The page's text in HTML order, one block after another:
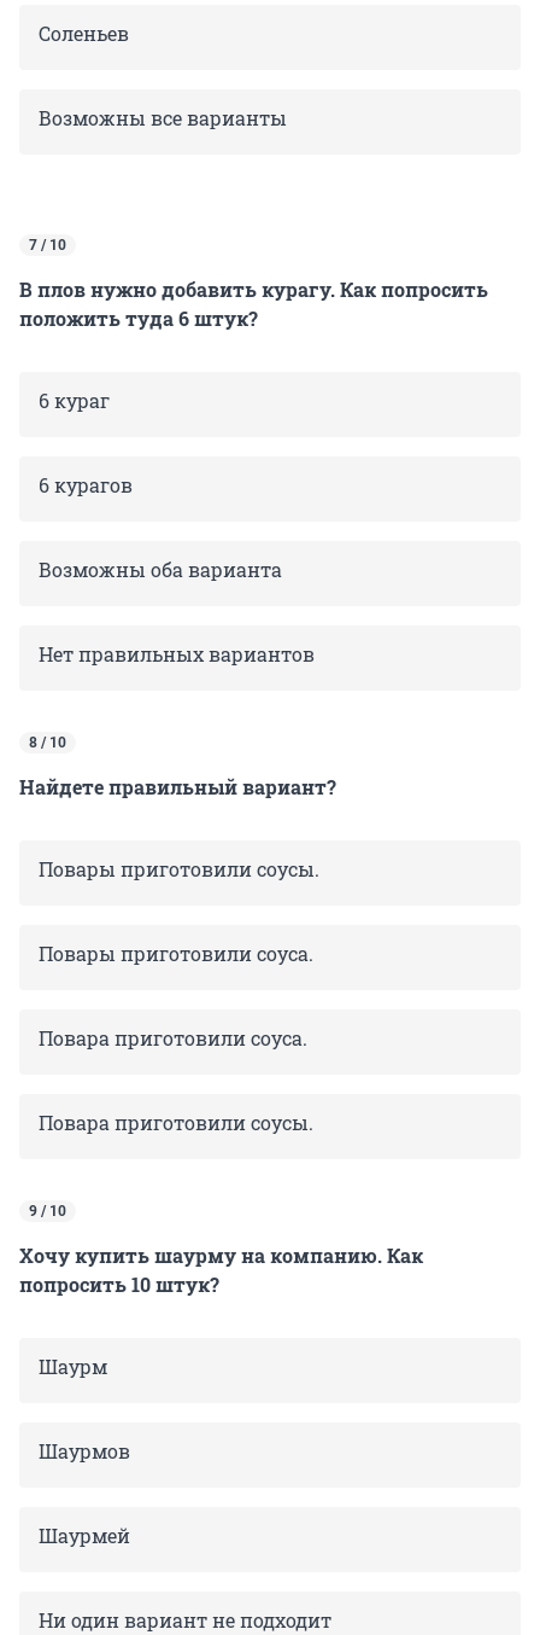
Соленьев
Возможны все варианты
7 / 10
В плов нужно добавить курагу. Как попросить
положить туда 6 штук?
6 кураг
6 курагов
Возможны оба варианта
Нет правильных вариантов
8 / 10
Найдете правильный вариант?
Повары приготовили соусы.
Повары приготовили соуса.
Повара приготовили соуса.
Повара приготовили соусы.
9 / 10
Хочу купить шаурму на компанию. Как
попросить 10 штук?
Шаурм
Шаурмов
Шаурмей
Ни один вариант не подходит